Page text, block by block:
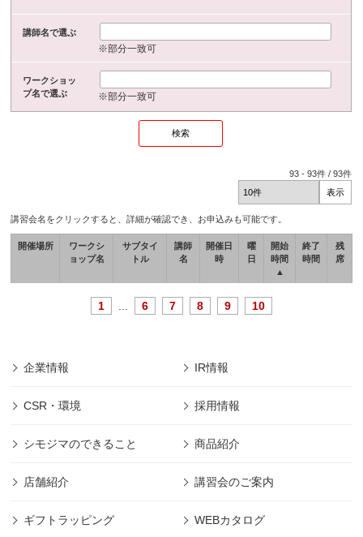
講師名で選ぶ
※部分一致可
ワークショッ
プ名で選ぶ
※部分一致可
93 -93件 /93件
講習会名をクリックすると、詳細が確認でき、お申込みも可能です。
開催場所
ワークシ
ョップ名
サブタイ
トル
講師
名
開催日
時
曜
日
開始
時間
▲
終了
時間
残
席
1 6 7 8 9 10
企業情報 IR情報
CSR・環境 採用情報
シモジマのできること 商品紹介
店舗紹介 講習会のご案内
ギフトラッピング WEBカタログ